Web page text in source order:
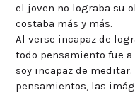
el joven no lograba su
costaba más y más.
Al verse incapaz de
todo pensamiento fue a
soy incapaz de
pensamientos, las